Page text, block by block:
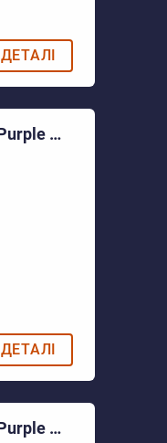
ДЕТАЛІ
Жорсткий диск WD Purple WD10PURX
ДЕТАЛІ
Жорсткий диск WD Purple WD20PURX